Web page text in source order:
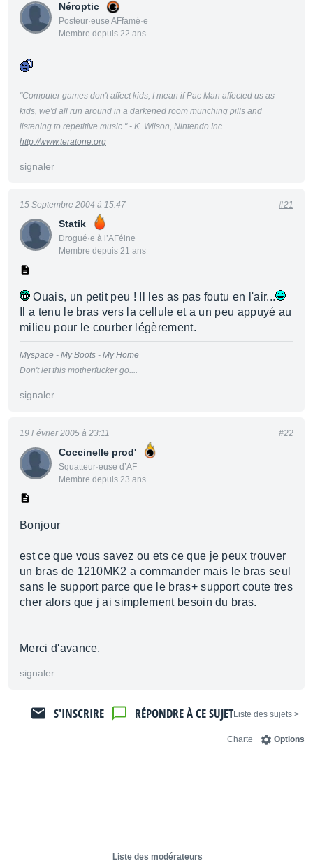
Néroptic
Posteur·euse AFfamé·e
Membre depuis 22 ans
"Computer games don't affect kids, I mean if Pac Man affected us as
kids, we'd all run around in a darkened room munching pills and
listening to repetitive music." - K. Wilson, Nintendo Inc
http://www.teratone.org
signaler
Statik
Drogué·e à l’AFéine
Membre depuis 21 ans
15 Septembre 2004 à 15:47 #21
Ouais, un petit peu ! Il les as pas foutu en l'air...
Il a tenu le bras vers la cellule et a un peu appuyé au
milieu pour le courber légèrement.
Myspace - My Boots - My Home
Don't let this motherfucker go....
signaler
Coccinelle prod'
Squatteur·euse d’AF
Membre depuis 23 ans
19 Février 2005 à 23:11 #22
Bonjour
est ce que vous savez ou ets ce que je peux trouver
un bras de 1210MK2 a commander mais le bras seul
sans le support parce que le bras+ support coute tres
cher alors que j ai simplement besoin du bras.
Merci d'avance,
signaler
< Liste des sujets
RÉPONDRE À CE SUJET
S'INSCRIRE
Options
Charte
Liste des modérateurs